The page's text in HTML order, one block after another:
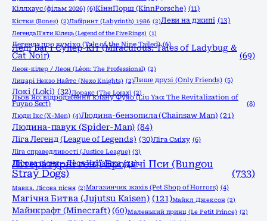
Кіллхаус (фільм 2026) (6)КіннПорш (KinnPorsche) (11)
Кістки (Bones) (2)Лабіринт (Labyrinth) 1986 (2)Леви на джипі (13)
Легенда П'яти Кілець (Legend of the Five Rings) (1)
Легенда про куміхо (Tale of the Nine Tailed) (6)
Леді Баг і Супер-Кіт (Miraculous: Tales of Ladybug &
Cat Noir)
(69)
Леон-кілер / Леон (Léon: The Professional) (2)
Лицарі Некзо Найтс (Nexo Knights) (2)Лише друзі (Only Friends) (5)
Локі (Loki) (32)Лоракс (The Lorax) (2)
Льов Яо: відродження клану Фуяо (Liu Yao: The Revitalization of
Fuyao Sect)
(8)
Люди Ікс (X-Men) (4)Людина-бензопила (Chainsaw Man) (21)
Людина-павук (Spider-Man) (84)
Ліга Легенд (League of Legends) (30)Ліга Сміху (6)
Ліга справедливості (Justice League) (3)
Лісова пісня - Леся Українка (21)
Літературні генії Бродячі Пси (Bungou
Stray Dogs)
(733)
Мавка. Лісова пісня (2)Магазинчик жахів (Pet Shop of Horrors) (4)
Магічна Битва (Jujutsu Kaisen) (121)Майкл Джексон (2)
Майнкрафт (Minecraft) (60)Маленький принц (Le Petit Prince) (2)